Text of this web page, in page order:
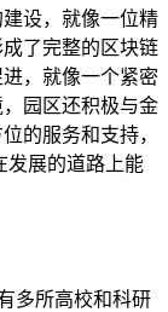
设，就像一位精
了完整的区块链
，就像一个紧密
园区还积极与金
的服务和支持，
发展的道路上能
多所高校和科研